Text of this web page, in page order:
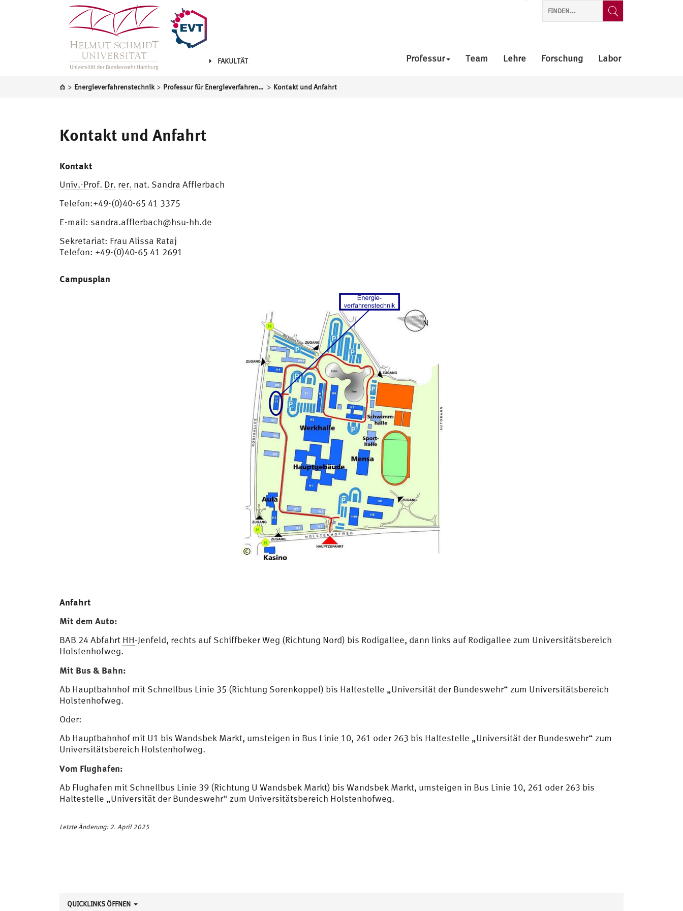
FAKULTÄT Professur Team Lehre Forschung Labor
> Energieverfahrenstechnik > Professur für Energieverfahrenstechnik > Kontakt und Anfahrt
Kontakt und Anfahrt
Kontakt
Univ.-Prof. Dr. rer. nat. Sandra Afflerbach
Telefon:+49-(0)40-65 41 3375
E-mail: sandra.afflerbach@hsu-hh.de
Sekretariat: Frau Alissa Rataj
Telefon: +49-(0)40-65 41 2691
Campusplan
©
Anfahrt
Mit dem Auto:
BAB 24 Abfahrt HH-Jenfeld, rechts auf Schiffbeker Weg (Richtung Nord) bis Rodigallee, dann links auf Rodigallee zum Universitätsbereich
Holstenhofweg.
Mit Bus & Bahn:
Ab Hauptbahnhof mit Schnellbus Linie 35 (Richtung Sorenkoppel) bis Haltestelle „Universität der Bundeswehr“ zum Universitätsbereich
Holstenhofweg.
Oder:
Ab Hauptbahnhof mit U1 bis Wandsbek Markt, umsteigen in Bus Linie 10, 261 oder 263 bis Haltestelle „Universität der Bundeswehr“ zum
Universitätsbereich Holstenhofweg.
Vom Flughafen:
Ab Flughafen mit Schnellbus Linie 39 (Richtung U Wandsbek Markt) bis Wandsbek Markt, umsteigen in Bus Linie 10, 261 oder 263 bis
Haltestelle „Universität der Bundeswehr“ zum Universitätsbereich Holstenhofweg.
Letzte Änderung: 2. April 2025
QUICKLINKS ÖFFNEN